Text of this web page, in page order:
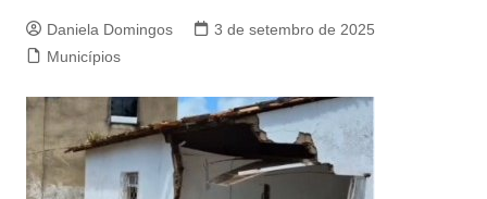
Daniela Domingos
3 de setembro de 2025
Municípios